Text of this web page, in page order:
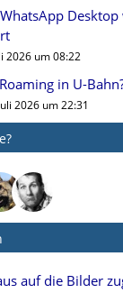
Desktop
2026 um 08:22
in U-
2026 um 22:31
auf die Bilder